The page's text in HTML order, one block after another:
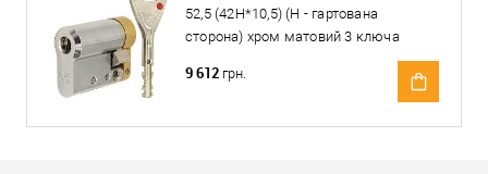
52,5 (42H*10,5) (H - гартована
сторона) хром матовий 3 ключа
9 612 грн.